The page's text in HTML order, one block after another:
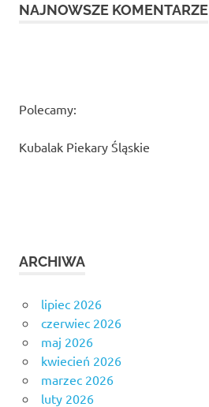
NAJNOWSZE KOMENTARZE
Polecamy:
Kubalak Piekary Śląskie
ARCHIWA
lipiec 2026
czerwiec 2026
maj 2026
kwiecień 2026
marzec 2026
luty 2026